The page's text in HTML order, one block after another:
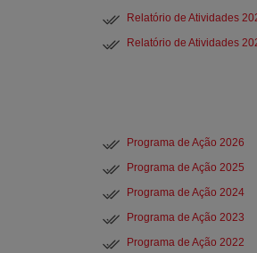
Relatório de Atividades
Relatório de Atividades
Programa de Ação 2026
Programa de Ação 2025
Programa de Ação 2024
Programa de Ação 2023
Programa de Ação 2022